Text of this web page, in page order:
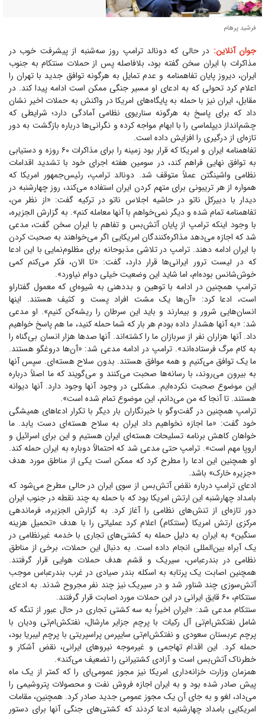
فرشید پرهام
جوان آنلاین: در حالی که دونالد ترامپ روز سه‌شنبه از پیشرفت خوب در
مذاکرات با ایران سخن گفته بود، بلافاصله پس از حملات سنتکام به جنوب
ایران، دیروز پایان تفاهمنامه و عدم تمایل به هرگونه توافق جدید با تهران را
اعلام کرد تحولی که به ادعای او مسیر جنگی ممکن است ادامه پیدا کند. در
مقابل، ایران نیز با حمله به پایگاه‌های امریکا در واکنش به حملات اخیر نشان
داد که برای پاسخ به هرگونه سناریوی نظامی آمادگی دارد؛ شرایطی که
چشم‌انداز دیپلماسی را با ابهام مواجه کرده و نگرانی‌ها درباره بازگشت به دور
تازه‌ای از درگیری را افزایش داده است.
تفاهمنامه ایران و امریکا که قرار بود زمینه را برای مذاکرات ۶۰ روزه و دستیابی
به توافق نهایی فراهم کند، در سومین هفته اجرای خود با تشدید اقدامات
نظامی واشینگتن عملاً متوقف شد. دونالد ترامپ، رئیس‌جمهور امریکا که
همواره از هر تریبونی برای متهم کردن ایران استفاده می‌کند، روز چهارشنبه در
دیدار با دبیرکل ناتو در حاشیه اجلاس ناتو در ترکیه گفت: «از نظر من،
تفاهمنامه تمام شده و دیگر نمی‌خواهم با آنها معامله کنم». به گزارش الجزیره،
با وجود اینکه ترامپ از پایان آتش‌بس و تفاهم با ایران سخن گفت، مدعی
شد که اجازه می‌دهد مذاکره‌کنندگان امریکایی اگر می‌خواهند به صحبت کردن
با ایران ادامه دهند. ترامپ در تلاشی مذبوحانه برای مظلوم‌نمایی با این ادعا
که در لیست ترور ایرانی‌ها قرار دارد، گفت: «تا الان، فکر می‌کنم کمی
خوش‌شانس بوده‌ام، اما شاید این وضعیت خیلی دوام نیاورد».
ترامپ همچنین در ادامه با توهین و بددهنی به شیوه‌ای که معمول گفتاراو
است، ادعا کرد: «آن‌ها یک مشت افراد پست و کثیف هستند. اینها
انسان‌هایی شرور و بیمارند و باید این سرطان را ریشه‌کن کنیم». او مدعی
شد: «به آنها هشدار داده بودم هر بار که شما حمله کنید، ما هم پاسخ خواهیم
داد. آنها هزاران نفر از سربازان ما را کشته‌اند. آنها صد‌ها هزار انسان بی‌گناه را
به کام مرگ فرستاده‌اند». ترامپ در ادامه مدعی شد: «آن‌ها دروغگو هستند.
ما یک توافق می‌کنیم و همه موافق هستند. بدون سلاح هسته‌ای. سپس آنها
به بیرون می‌روند، با رسانه‌ها صحبت می‌کنند و می‌گویند که ما اصلاً درباره
این موضوع صحبت نکرده‌ایم. مشکلی در وجود آنها وجود دارد. آنها دیوانه
هستند. تا آنجا که من می‌دانم، این موضوع تمام شده است».
ترامپ همچنین در گفت‌و‌گو با خبرنگاران بار دیگر با تکرار ادعا‌های همیشگی
خود گفت: «ما اجازه نخواهیم داد ایران به سلاح هسته‌ای دست یابد. ما
خواهان کاهش برنامه تسلیحات هسته‌ای ایران هستیم و این برای اسرائیل و
اروپا مهم است». ترامپ حتی مدعی شد که احتمالاً دوباره به ایران حمله کند.
او همچنین این ادعا را مطرح کرد که ممکن است یکی از مناطق مورد هدف
«جزیره خارک» باشد.
ادعای ترامپ درباره نقض آتش‌بس از سوی ایران در حالی مطرح می‌شود که
بامداد چهارشنبه این ارتش امریکا بود که با حمله به چند نقطه در جنوب ایران
دور تازه‌ای از تنش‌های نظامی را آغاز کرد. به گزارش الجزیره، فرماندهی
مرکزی ارتش امریکا (سنتکام) اعلام کرد عملیاتی را با هدف «تحمیل هزینه
سنگین» به ایران به دلیل حمله به کشتی‌های تجاری با خدمه غیرنظامی در
یک آبراه بین‌المللی انجام داده است. به دنبال این حملات، برخی از مناطق
نظامی در بندرعباس، سیریک و قشم هدف حملات هوایی قرار گرفتند.
همچنین اصابت یک پرتابه به اسکله بندر صیادی در غرب بندرعباس موجب
آتش‌سوزی چند شناور شد و در سیریک نیز چند نفر مجروح شدند. به ادعای
سنتکام، ۶۰ قایق ایرانی در این حملات مورد اصابت قرار گرفتند.
سنتکام مدعی شد: «ایران اخیراً به سه کشتی تجاری در حال عبور از تنگه که
شامل نفتکش‌ام‌تی آل رکیات با پرچم جزایر مارشال، نفتکش‌ام‌تی ودیان با
پرچم عربستان سعودی و نفتکش‌ام‌تی سایپرس پراسپریتی با پرچم لیبریا بود،
حمله کرد. این اقدام تهاجمی و غیرموجه نیرو‌های ایرانی، نقض آشکار و
خطرناک آتش‌بس است و آزادی کشتیرانی را تضعیف می‌کند».
همزمان وزارت خزانه‌داری امریکا نیز مجوز عمومی‌ای را که کمتر از یک ماه
پیش صادر شده بود و به ایران اجازه فروش نفت و محصولات پتروشیمی را
می‌داد، لغو و به جای آن یک مجوز عمومی جدید صادر کرد. همچنین، مقامات
امریکایی بامداد چهارشنبه ادعا کردند که کشتی‌های جنگی آنها برای دستور